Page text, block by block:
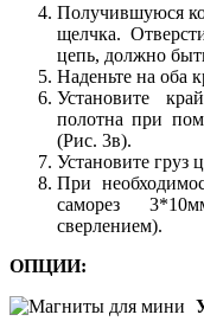
Получившуюся
щелчка.
цепь, должно
Наденьте на оба
Установите
полотна при
(Рис. 3в).
Установите груз
При
саморез
сверлением).
ОПЦИИ: